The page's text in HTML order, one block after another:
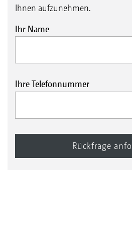
Ihnen aufzunehmen.
Ihr Name
Ihre Telefonnummer